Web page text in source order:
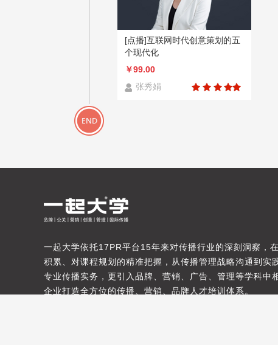
[点播]互联网时代创意策划的五
个现代化
￥99.00
张秀娟
一起大学依托17PR平台15年来对传播行业的深刻洞察，
积累、对课程规划的精准把握，从传播管理战略沟通到实
专业传播实务，更引入品牌、营销、广告、管理等学科中
企业打造全方位的传播、营销、品牌人才培训体系。